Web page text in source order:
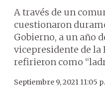
A través de un
cuestionaron
Gobierno, a un año
vicepresidente de la
refirieron como
Septiembre 9, 2021 11:05